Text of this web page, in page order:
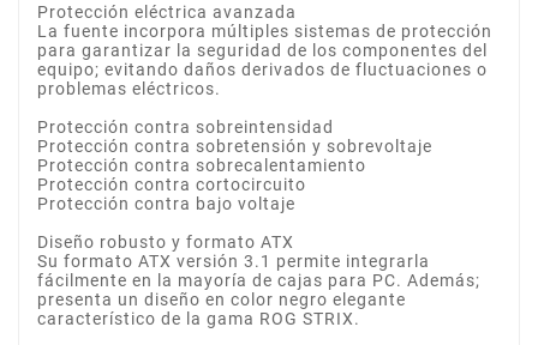
Protección eléctrica avanzada
La fuente incorpora múltiples sistemas de protección
para garantizar la seguridad de los componentes del
equipo; evitando daños derivados de fluctuaciones o
problemas eléctricos.
Protección contra sobreintensidad
Protección contra sobretensión y sobrevoltaje
Protección contra sobrecalentamiento
Protección contra cortocircuito
Protección contra bajo voltaje
Diseño robusto y formato ATX
Su formato ATX versión 3.1 permite integrarla
fácilmente en la mayoría de cajas para PC. Además;
presenta un diseño en color negro elegante
característico de la gama ROG STRIX.